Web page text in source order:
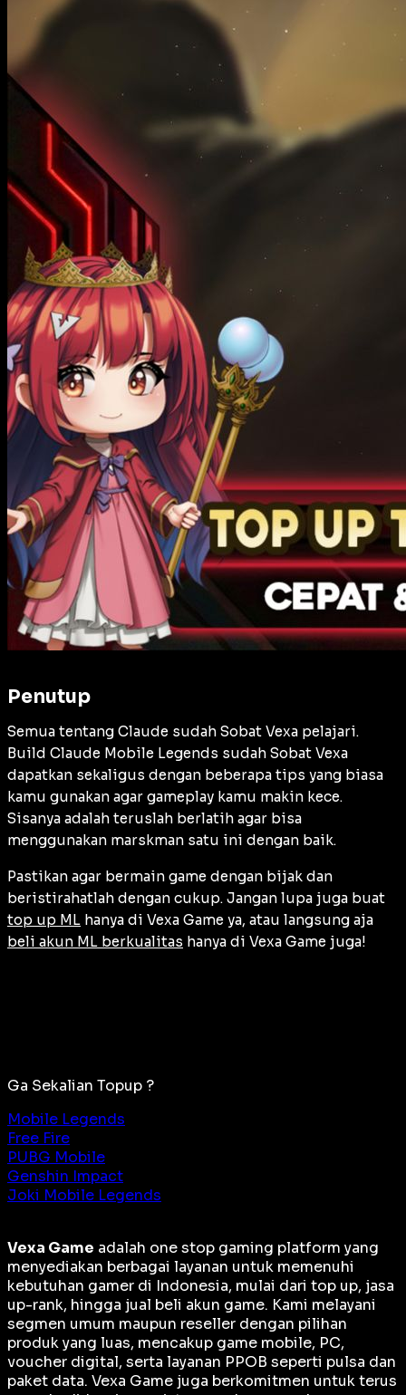
Penutup
Semua tentang Claude sudah Sobat Vexa pelajari.
Build Claude Mobile Legends sudah Sobat Vexa
dapatkan sekaligus dengan beberapa tips yang biasa
kamu gunakan agar gameplay kamu makin kece.
Sisanya adalah teruslah berlatih agar bisa
menggunakan marskman satu ini dengan baik.
Pastikan agar bermain game dengan bijak dan
beristirahatlah dengan cukup. Jangan lupa juga buat
top up ML hanya di Vexa Game ya, atau langsung aja
beli akun ML berkualitas hanya di Vexa Game juga!
Ga Sekalian Topup ?
Mobile Legends
Free Fire
PUBG Mobile
Genshin Impact
Joki Mobile Legends
Vexa Game adalah one stop gaming platform yang
menyediakan berbagai layanan untuk memenuhi
kebutuhan gamer di Indonesia, mulai dari top up, jasa
up-rank, hingga jual beli akun game. Kami melayani
segmen umum maupun reseller dengan pilihan
produk yang luas, mencakup game mobile, PC,
voucher digital, serta layanan PPOB seperti pulsa dan
paket data. Vexa Game juga berkomitmen untuk terus